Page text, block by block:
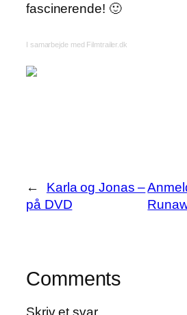
fascinerende! 🙂
I samarbejde med Filmtrailer.dk
←
Karla og Jonas –
på DVD
Comments
Skriv et svar